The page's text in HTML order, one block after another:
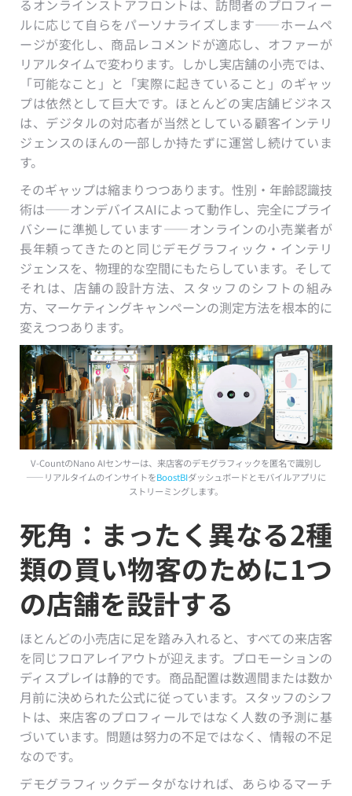
るオンラインストアフロントは、訪問者のプロフィー
ルに応じて自らをパーソナライズします——ホームペ
ージが変化し、商品レコメンドが適応し、オファーが
リアルタイムで変わります。しかし実店舗の小売では、
「可能なこと」と「実際に起きていること」のギャッ
プは依然として巨大です。ほとんどの実店舗ビジネス
は、デジタルの対応者が当然としている顧客インテリ
ジェンスのほんの一部しか持たずに運営し続けていま
す。
そのギャップは縮まりつつあります。性別・年齢認識技
術は——オンデバイスAIによって動作し、完全にプライ
バシーに準拠しています——オンラインの小売業者が
長年頼ってきたのと同じデモグラフィック・インテリ
ジェンスを、物理的な空間にもたらしています。そして
それは、店舗の設計方法、スタッフのシフトの組み
方、マーケティングキャンペーンの測定方法を根本的に
変えつつあります。
V-CountのNano AIセンサーは、来店客のデモグラフィックを匿名で識別し
——リアルタイムのインサイトをBoostBIダッシュボードとモバイルアプリに
ストリーミングします。
死角：まったく異なる2種
類の買い物客のために1つ
の店舗を設計する
ほとんどの小売店に足を踏み入れると、すべての来店客
を同じフロアレイアウトが迎えます。プロモーションの
ディスプレイは静的です。商品配置は数週間または数か
月前に決められた公式に従っています。スタッフのシフ
トは、来店客のプロフィールではなく人数の予測に基
づいています。問題は努力の不足ではなく、情報の不足
なのです。
デモグラフィックデータがなければ、あらゆるマーチ